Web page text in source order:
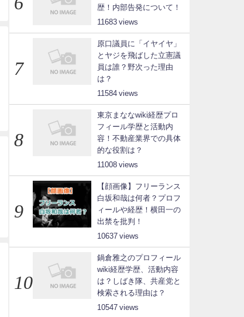
歴！内部告発について！
11683
原口議員に「イヤイヤ」
とヤジを飛ばした立憲議
員は誰？野次った理由
は？
11584
東京まななwiki経歴プロ
フィール学歴と活動内
容！不動産業界での具体
的な役割は？
11008
【顔画像】フリーランス
白坂和哉は何者？プロフ
ィールや経歴！横田一の
出禁を批判！
10637
鍋倉雅之のプロフィール
wiki経歴学歴、活動内容
は？しばき隊、共産党と
検索される理由は？
10547